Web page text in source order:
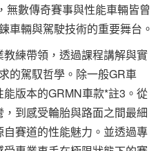
無數傳奇賽事與性能車輛皆曾
車輛與駕駛技術的重要舞台。
練帶領，透過課程講解與實
的駕馭哲學。除一般GR車
版本的GRMN車款*註3。從
到感受輪胎與路面之間最細
賽道的性能魅力。並透過專